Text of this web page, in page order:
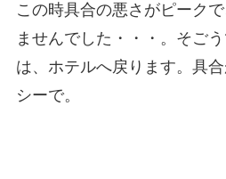
この時具合の悪さがピーク
ませんでした・・・。そご
は、ホテルへ戻ります。具
シーで。